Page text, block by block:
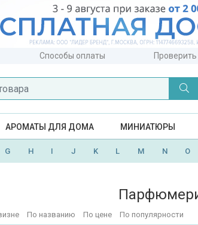
Способы оплаты Проверить
АРОМАТЫ ДЛЯ ДОМА МИНИАТЮРЫ
G H I J K L M N O
По названию По цене По популярности